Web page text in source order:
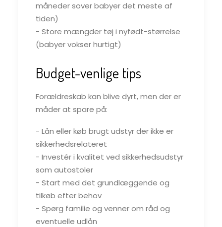
måneder sover babyer det meste af
tiden)
- Store mængder tøj i nyfødt-størrelse
(babyer vokser hurtigt)
Budget-venlige tips
Forældreskab kan blive dyrt, men der er
måder at spare på:
- Lån eller køb brugt udstyr der ikke er
sikkerhedsrelateret
- Investér i kvalitet ved sikkerhedsudstyr
som autostoler
- Start med det grundlæggende og
tilkøb efter behov
- Spørg familie og venner om råd og
eventuelle udlån